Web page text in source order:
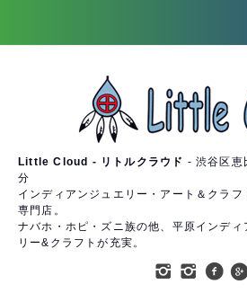
Little Cloud - リトルクラウド - 渋谷区恵
分
インディアンジュエリー・アート＆クラ
専門店。
ナバホ・ホピ・ズニ族の他、平原インデ
リー&クラフトが充実。